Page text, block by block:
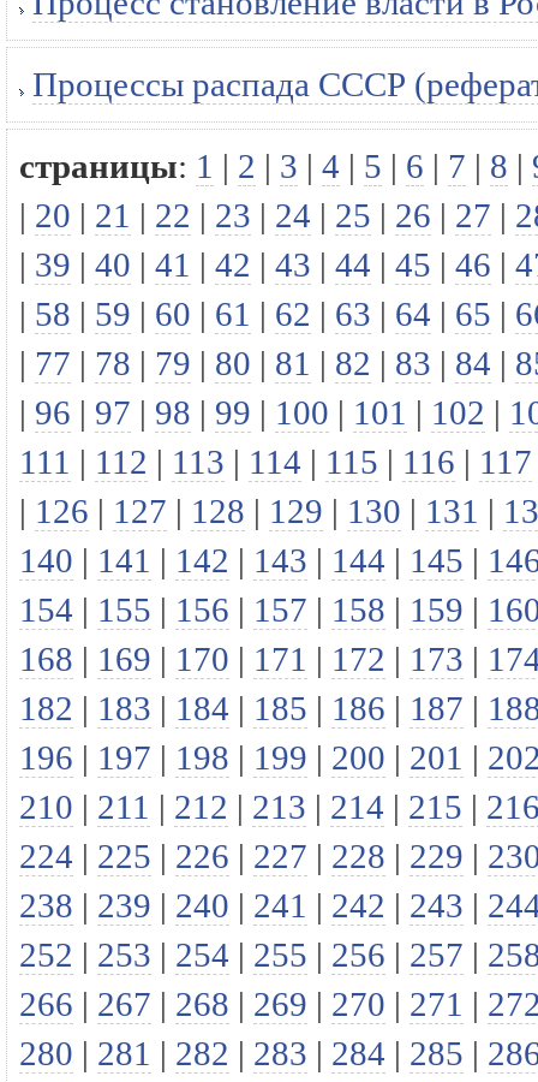
Процессы распада СССР
страницы: 1 | 2 | 3 | 4 | 5 | 6 | 7 | 8 |
| 20 | 21 | 22 | 23 | 24 | 25 | 26 | 27 |
| 39 | 40 | 41 | 42 | 43 | 44 | 45 | 46 |
| 58 | 59 | 60 | 61 | 62 | 63 | 64 | 65 |
| 77 | 78 | 79 | 80 | 81 | 82 | 83 | 84 |
| 96 | 97 | 98 | 99 | 100 | 101 | 102 |
111 | 112 | 113 | 114 | 115 | 116 | 117
| 126 | 127 | 128 | 129 | 130 | 131 |
140 | 141 | 142 | 143 | 144 | 145 |
154 | 155 | 156 | 157 | 158 | 159 |
168 | 169 | 170 | 171 | 172 | 173 |
182 | 183 | 184 | 185 | 186 | 187 |
196 | 197 | 198 | 199 | 200 | 201 |
210 | 211 | 212 | 213 | 214 | 215 |
224 | 225 | 226 | 227 | 228 | 229 |
238 | 239 | 240 | 241 | 242 | 243 |
252 | 253 | 254 | 255 | 256 | 257 |
266 | 267 | 268 | 269 | 270 | 271 |
280 | 281 | 282 | 283 | 284 | 285 |